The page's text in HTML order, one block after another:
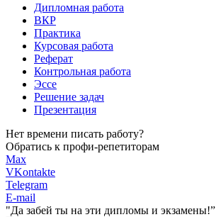
Дипломная работа
ВКР
Практика
Курсовая работа
Реферат
Контрольная работа
Эссе
Решение задач
Презентация
Нет времени писать работу?
Обратись к профи-репетиторам
Max
VKontakte
Telegram
E-mail
"Да забей ты на эти дипломы и экзамены!”